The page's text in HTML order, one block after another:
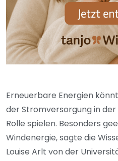
Erneuerbare Energien
der Stromversorgung in
Rolle spielen. Besonders
Windenergie, sagte die
Louise Arlt von der